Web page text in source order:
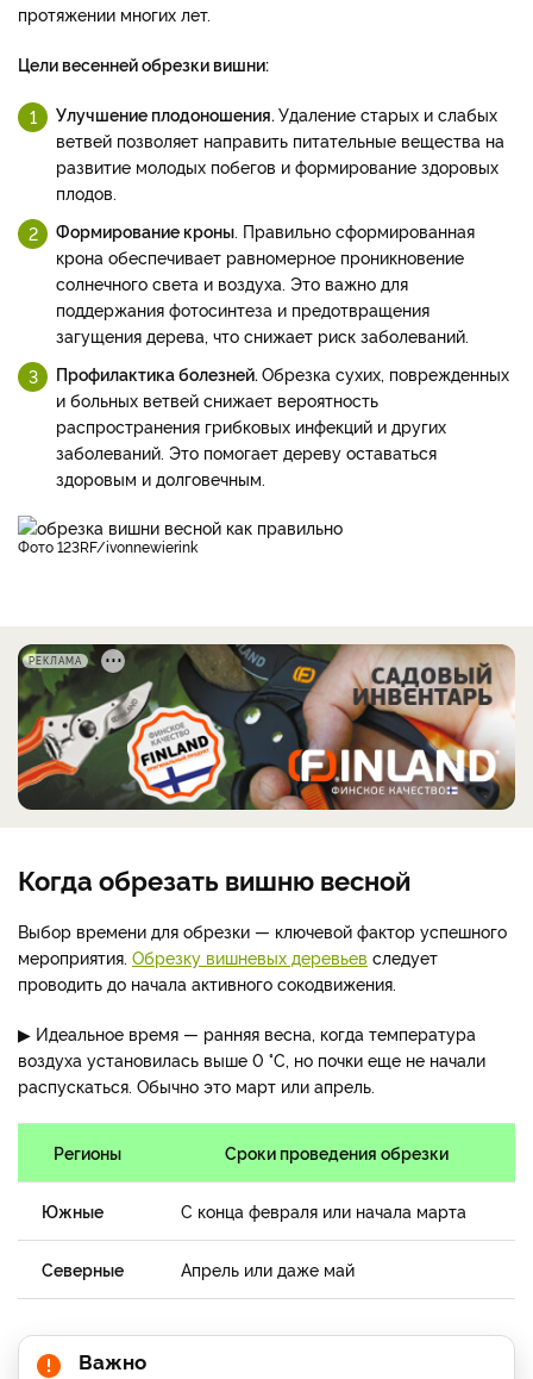
протяжении многих лет.
Цели весенней обрезки вишни:
Улучшение плодоношения. Удаление старых и слабых
ветвей позволяет направить питательные вещества на
развитие молодых побегов и формирование здоровых
плодов.
Формирование кроны . Правильно сформированная
крона обеспечивает равномерное проникновение
солнечного света и воздуха. Это важно для
поддержания фотосинтеза и предотвращения
загущения дерева, что снижает риск заболеваний.
Профилактика болезней. Обрезка сухих, поврежденных
и больных ветвей снижает вероятность
распространения грибковых инфекций и других
заболеваний. Это помогает дереву оставаться
здоровым и долговечным.
фото 123RF/ivonnewierink
РЕКЛАМА
Когда обрезать вишню весной
Выбор времени для обрезки — ключевой фактор успешного
мероприятия. Обрезку вишневых деревьев следует
проводить до начала активного сокодвижения.
▶ Идеальное время — ранняя весна, когда температура
воздуха установилась выше 0 °C, но почки еще не начали
распускаться. Обычно это март или апрель.
Регионы Сроки проведения обрезки
Южные С конца февраля или начала марта
Северные Апрель или даже май
Важно